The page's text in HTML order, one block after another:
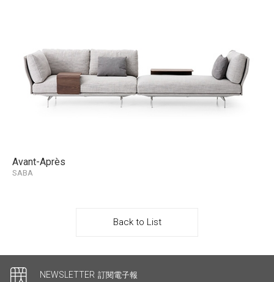
Avant-Après
SABA
Back to List
NEWSLETTER 訂閱電子報